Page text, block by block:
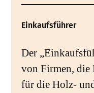
Einkaufsführer
Der
von Firmen, die
für die Holz-